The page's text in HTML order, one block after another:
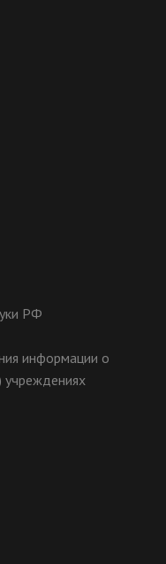
РФ
информации о
учреждениях